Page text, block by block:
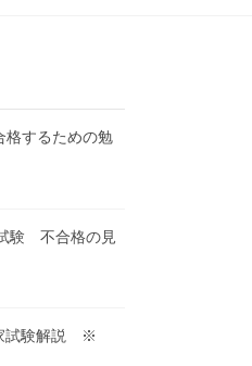
格するための勉
験 不合格の見
試験解説 ※